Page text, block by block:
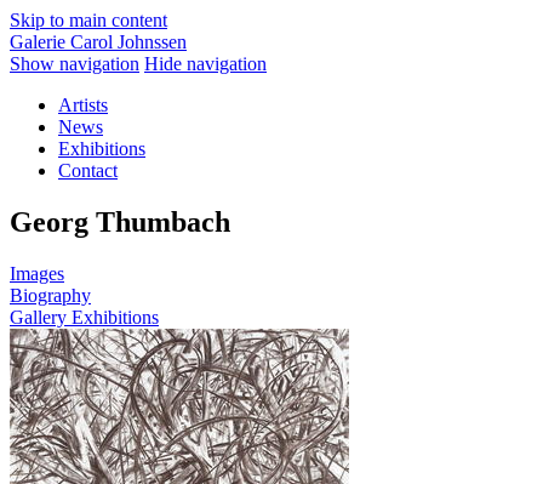
Skip to main content
Galerie Carol Johnssen
Show navigation Hide navigation
Artists
News
Exhibitions
Contact
Georg Thumbach
Images
Biography
Gallery Exhibitions